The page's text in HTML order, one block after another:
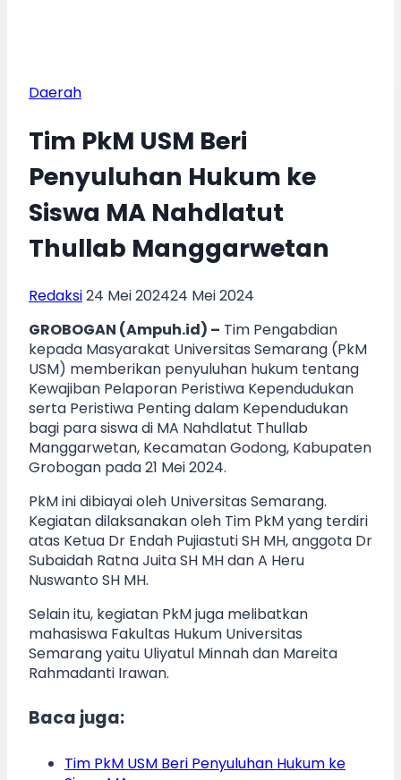
Daerah
Tim PkM USM Beri
Penyuluhan Hukum ke
Siswa MA Nahdlatut
Thullab Manggarwetan
Redaksi24 Mei 202424 Mei 2024
GROBOGAN (Ampuh.id) – Tim Pengabdian
kepada Masyarakat Universitas Semarang (PkM
USM) memberikan penyuluhan hukum tentang
Kewajiban Pelaporan Peristiwa Kependudukan
serta Peristiwa Penting dalam Kependudukan
bagi para siswa di MA Nahdlatut Thullab
Manggarwetan, Kecamatan Godong, Kabupaten
Grobogan pada 21 Mei 2024.
PkM ini dibiayai oleh Universitas Semarang.
Kegiatan dilaksanakan oleh Tim PkM yang terdiri
atas Ketua Dr Endah Pujiastuti SH MH, anggota Dr
Subaidah Ratna Juita SH MH dan A Heru
Nuswanto SH MH.
Selain itu, kegiatan PkM juga melibatkan
mahasiswa Fakultas Hukum Universitas
Semarang yaitu Uliyatul Minnah dan Mareita
Rahmadanti Irawan.
Baca juga:
Tim PkM USM Beri Penyuluhan Hukum ke